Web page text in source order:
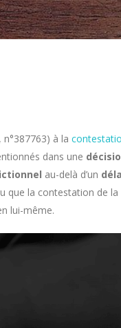
n°387763) à la
dans une
au-delà d’un
que la contestation de la
lui-même.